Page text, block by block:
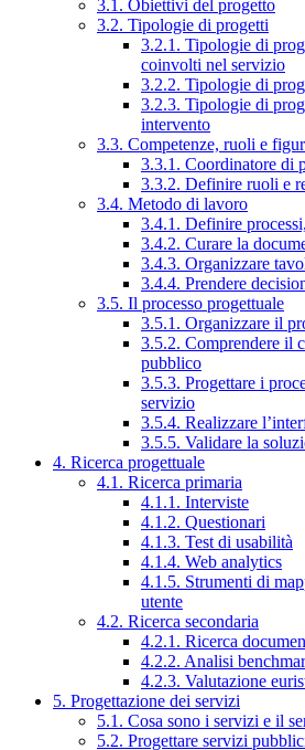
3.1. Obiettivi del progetto
3.2. Tipologie di progetti
3.2.1. Tipologie di
coinvolti nel servizio
3.2.2. Tipologie di
3.2.3. Tipologie di
intervento
3.3. Competenze, ruoli e
3.3.1. Coordinatore di
3.3.2. Definire ruoli e
3.4. Metodo di lavoro
3.4.1. Definire
3.4.2. Curare la
3.4.3. Organizzare
3.4.4. Prendere
3.5. Il processo progettuale
3.5.1. Organizzare il
3.5.2. Comprendere il
pubblico
3.5.3. Progettare i
servizio
3.5.4. Realizzare
3.5.5. Validare la
4. Ricerca progettuale
4.1. Ricerca primaria
4.1.1. Interviste
4.1.2. Questionari
4.1.3. Test di usabilità
4.1.4. Web analytics
4.1.5. Strumenti di
utente
4.2. Ricerca secondaria
4.2.1. Ricerca
4.2.2. Analisi
4.2.3. Valutazione
5. Progettazione dei servizi
5.1. Cosa sono i servizi e il
5.2. Progettare servizi